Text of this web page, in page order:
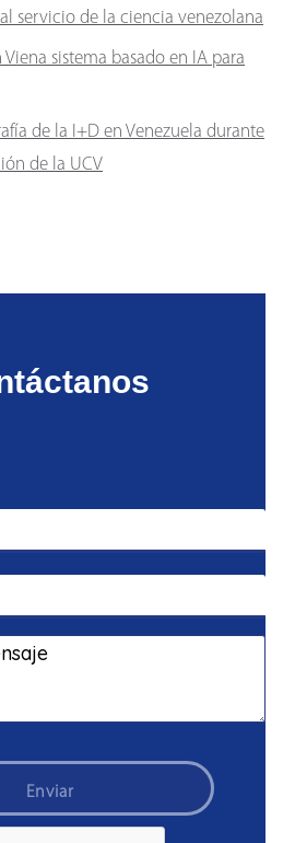
servicio de la ciencia venezolana
sistema basado en IA para
de la I+D en Venezuela durante
de la UCV
Enviar